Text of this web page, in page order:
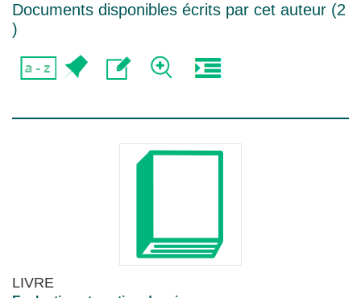
Documents disponibles écrits par cet auteur (2
)
LIVRE